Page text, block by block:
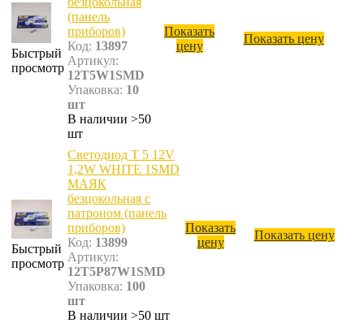
Быстрый
просмотр
(панель
приборов)
Код: 13897
Артикул:
12T5W1SMD
Упаковка: 10
шт
В наличии >50
шт
Показать
цену
Показать цену
Быстрый
просмотр
Светодиод T 5 12V
1,2W WHITE 1SMD
МАЯК
безцокольная с
патроном (панель
приборов)
Код: 13899
Артикул:
12T5P87W1SMD
Упаковка: 100
шт
В наличии >50 шт
Показать
цену
Показать цену